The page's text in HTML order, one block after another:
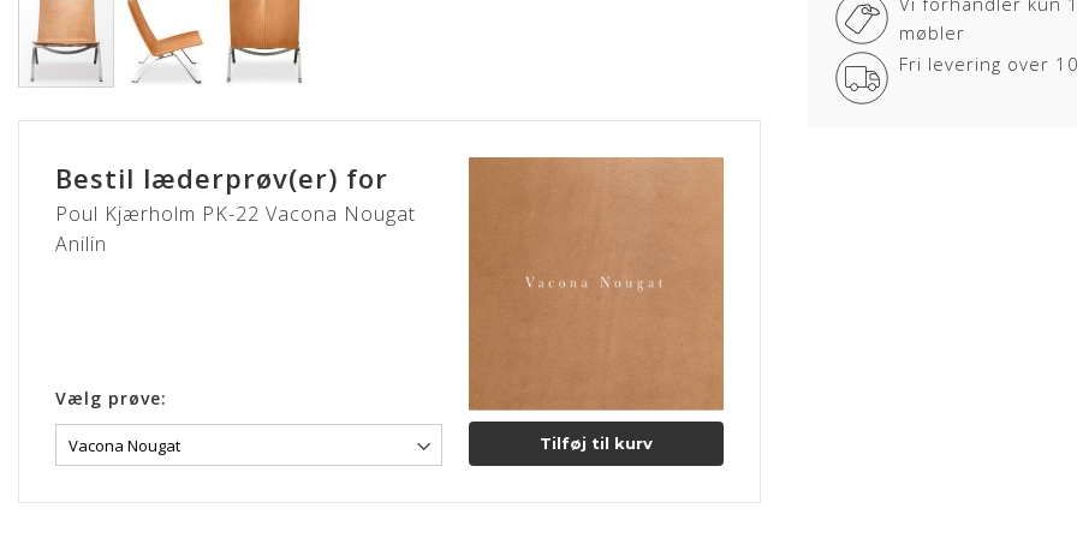
til
sår, ar og stikmærker, som
VACONA
Læderet er en ren anilin læder
møbler
Fri levering over
Bestil læderprøv(er) for
Poul Kjærholm PK-22 Vacona Nougat
Anilin
Vælg prøve:
Tilføj til kurv